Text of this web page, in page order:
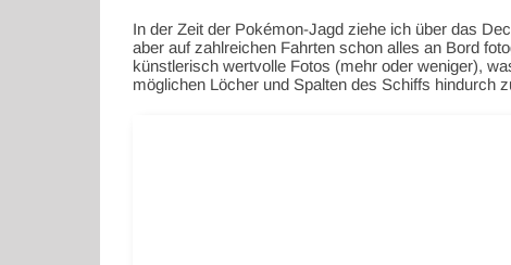
In der Zeit der Pokémon-Jagd ziehe ich über das
aber auf zahlreichen Fahrten schon alles an Bord
künstlerisch wertvolle Fotos (mehr oder weniger),
möglichen Löcher und Spalten des Schiffs hindurch